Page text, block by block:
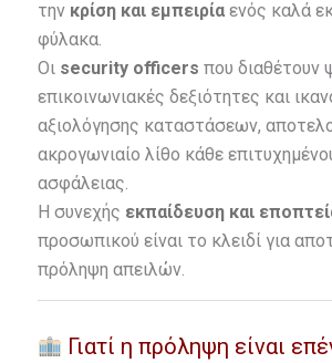
την κρίση και εμπειρίαενός καλά
φύλακα.
Οι security officers που διαθέτουν
επικοινωνιακές δεξιότητες και
αξιολόγησης καταστάσεων,
ακρογωνιαίο λίθο κάθε
ασφάλειας.
Η συνεχής εκπαίδευση και
προσωπικού είναι το κλειδί για
πρόληψη απειλών.
Γιατί η πρόληψη είναι